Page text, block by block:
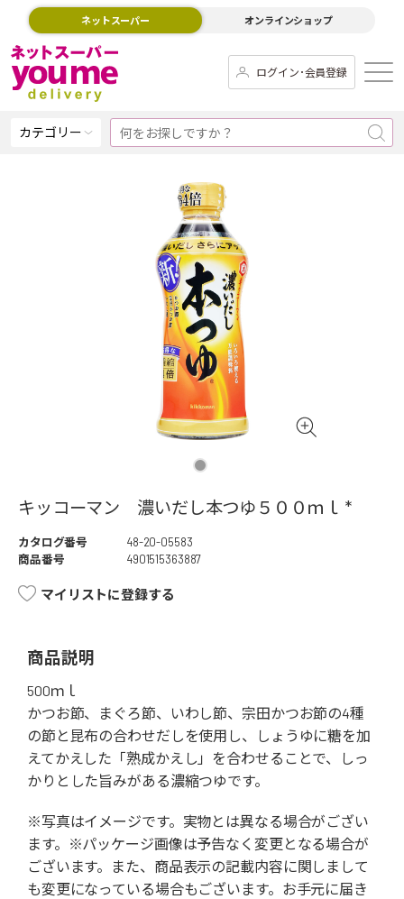
ネットスーパー オンラインショップ
ログイン･会員登録
カテゴリー
キッコーマン 濃いだし本つゆ５００ｍｌ *
カタログ番号
48-20-05583
商品番号
4901515363887
マイリストに登録する
商品説明
500ｍｌ
かつお節、まぐろ節、いわし節、宗田かつお節の4種
の節と昆布の合わせだしを使用し、しょうゆに糖を加
えてかえした「熟成かえし」を合わせることで、しっ
かりとした旨みがある濃縮つゆです。
※写真はイメージです。実物とは異なる場合がござい
ます。※パッケージ画像は予告なく変更となる場合が
ございます。また、商品表示の記載内容に関しまして
も変更になっている場合もございます。お手元に届き